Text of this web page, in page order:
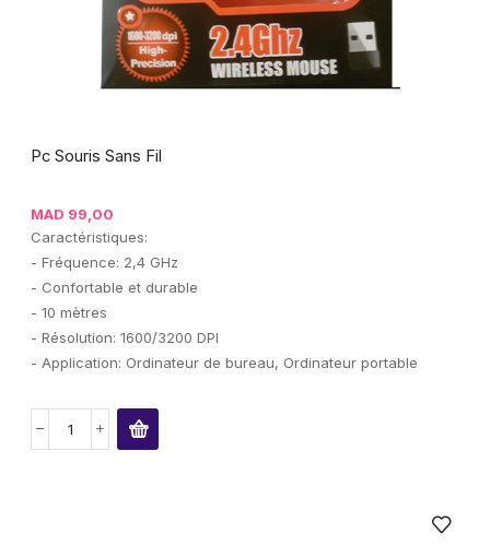
Pc Souris Sans Fil
MAD 99,00
Caractéristiques:
- Fréquence: 2,4 GHz
- Confortable et durable
- 10 mètres
- Résolution: 1600/3200 DPI
- Application: Ordinateur de bureau, Ordinateur portable